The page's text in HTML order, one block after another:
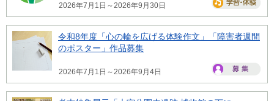
2026年7月1日～2026年9月30日
令和8年度「心の輪を広げる体験作文」「障害者週間
のポスター」作品募集
2026年7月1日～2026年9月4日